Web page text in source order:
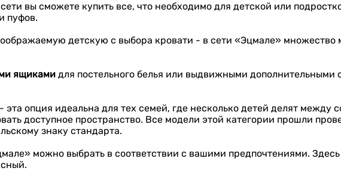
вы сможете купить все, что необходимо для детской или
пуфов.
детскую с выбора кровати - в сети «Эцмале» множество
ящиками для постельного белья или выдвижными дополнительными
- эта опция идеальна для тех семей, где несколько детей делят между
доступное пространство. Все модели этой категории прошли
знаку стандарта.
можно выбрать в соответствии с вашими предпочтениями.